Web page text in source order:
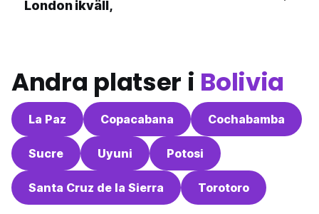
London ikväll,
Andra platser i Bolivia
La Paz Copacabana Cochabamba
Sucre Uyuni Potosi
Santa Cruz de la Sierra Torotoro